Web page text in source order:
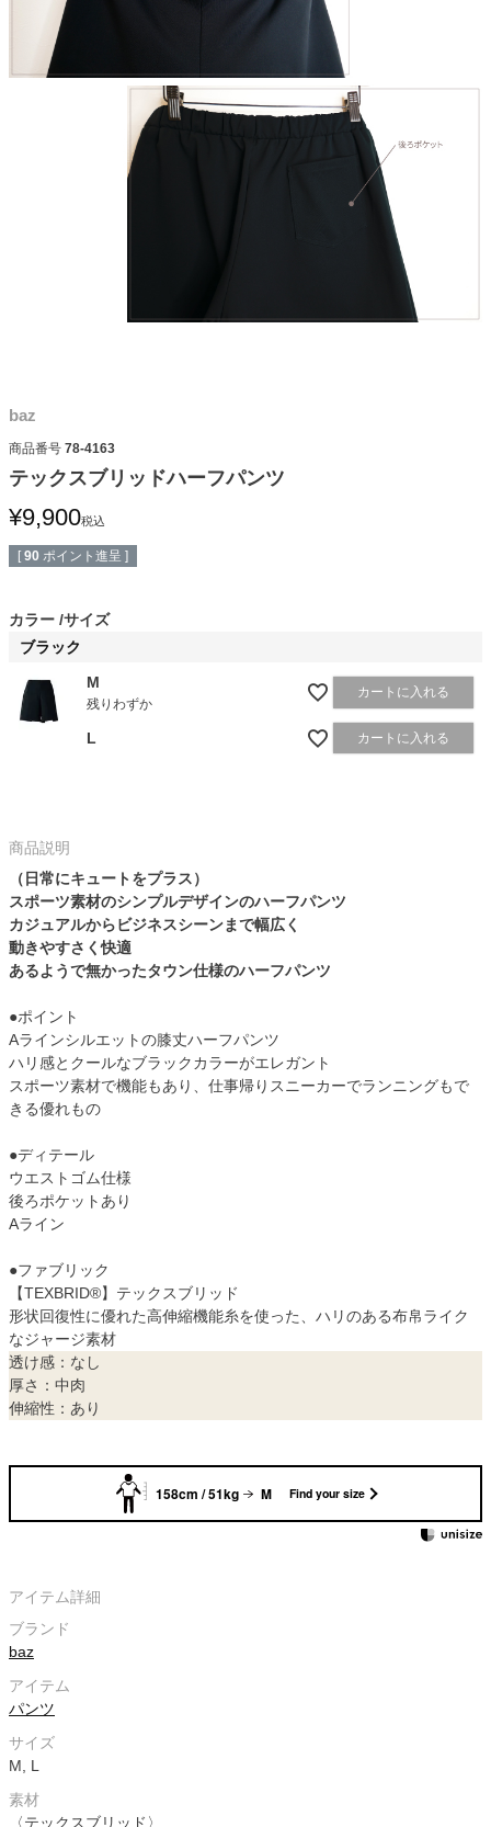
baz
商品番号 78-4163
テックスブリッドハーフパンツ
¥9,900税込
[ 90 ポイント進呈 ]
カラー サイズ
ブラック
M
残りわずか
カートに入れる
L カートに入れる
商品説明
（日常にキュートをプラス）
スポーツ素材のシンプルデザインのハーフパンツ
カジュアルからビジネスシーンまで幅広く
動きやすさく快適
あるようで無かったタウン仕様のハーフパンツ
●ポイント
Aラインシルエットの膝丈ハーフパンツ
ハリ感とクールなブラックカラーがエレガント
スポーツ素材で機能もあり、仕事帰りスニーカーでランニングもで
きる優れもの
●ディテール
ウエストゴム仕様
後ろポケットあり
Aライン
●ファブリック
【TEXBRID®】テックスブリッド
形状回復性に優れた高伸縮機能糸を使った、ハリのある布帛ライク
なジャージ素材
透け感：なし
厚さ：中肉
伸縮性：あり
158cm / 51kg M Find your size
アイテム詳細
ブランド
baz
アイテム
パンツ
サイズ
M, L
素材
〈テックスブリッド〉